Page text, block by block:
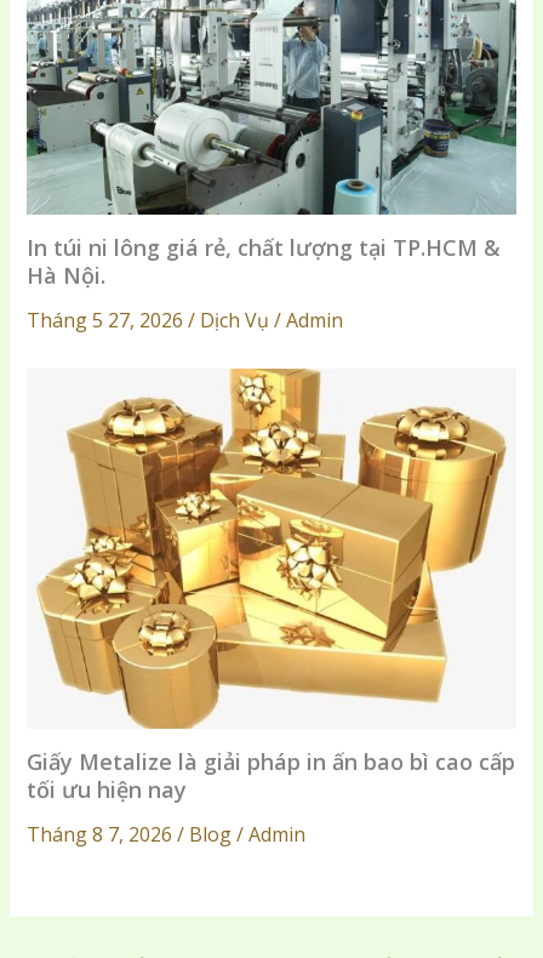
In túi ni lông giá rẻ, chất lượng tại TP.HCM &
Hà Nội.
Tháng 5 27, 2026 / Dịch Vụ / Admin
Giấy Metalize là giải pháp in ấn bao bì cao cấp
tối ưu hiện nay
Tháng 8 7, 2026 / Blog / Admin